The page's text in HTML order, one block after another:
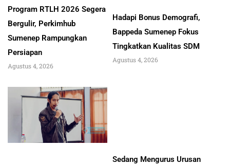
Program RTLH 2026 Segera
Bergulir, Perkimhub
Sumenep Rampungkan
Persiapan
Agustus 4, 2026
Hadapi Bonus Demografi,
Bappeda Sumenep Fokus
Tingkatkan Kualitas SDM
Agustus 4, 2026
Sedang Mengurus Urusan